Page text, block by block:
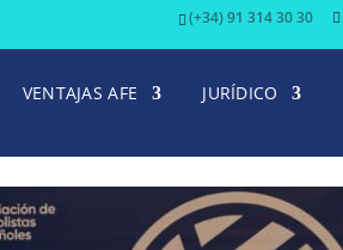
(+34) 91 314 30 30
VENTAJAS AFE JURÍDICO